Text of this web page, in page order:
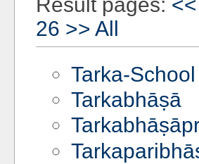
Result pages: <<
26 >> All
Tarka-School
Tarkabhāṣā